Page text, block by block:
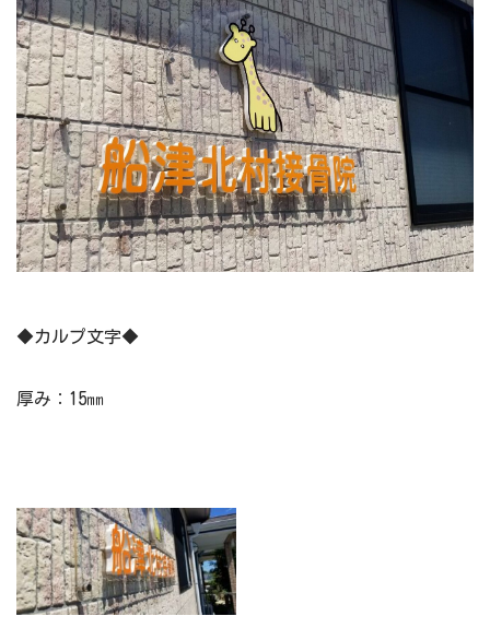
◆カルプ文字◆
厚み：15㎜